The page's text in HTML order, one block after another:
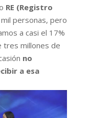
RE (Registro
personas, pero
a casi el 17%
tres millones de
no
a esa